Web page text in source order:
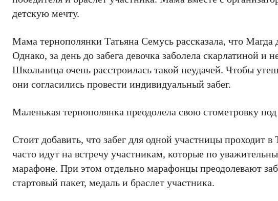
детскую мечту.
Мама тернополянки Татьяна Семусь рассказала, что
Однако, за день до забега девочка заболела скарлатиной и
Школьница очень расстроилась такой неудачей. Чтобы
они согласились провести индивидуальный забег.
Маленькая тернополянка преодолела свою стометровку
Стоит добавить, что забег для одной участницы проходит
часто идут на встречу участникам, которые по
марафоне. При этом отдельно марафонцы преодолевают
стартовый пакет, медаль и браслет участника.